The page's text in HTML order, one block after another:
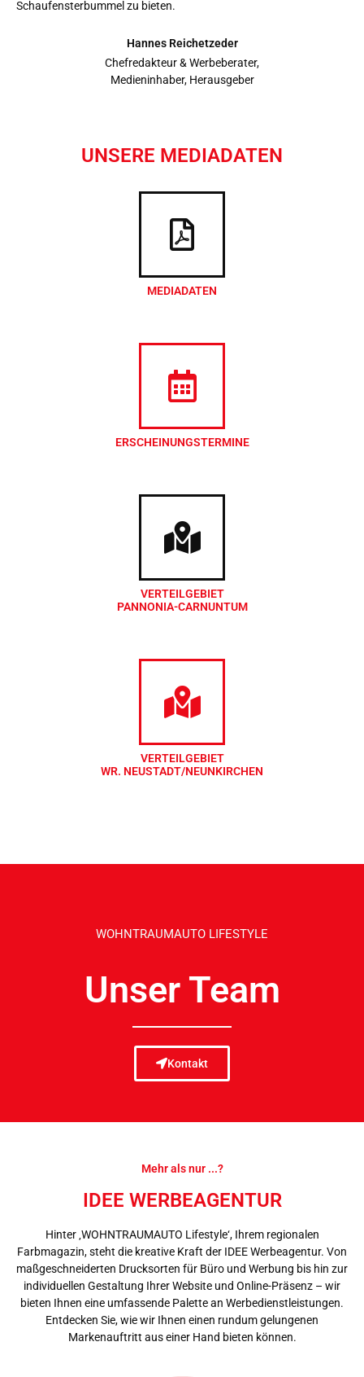
Schaufensterbummel zu bieten.
Hannes Reichetzeder
Chefredakteur & Werbeberater,
Medieninhaber, Herausgeber
UNSERE MEDIADATEN
MEDIADATEN
ERSCHEINUNGSTERMINE
VERTEILGEBIET
PANNONIA-CARNUNTUM
VERTEILGEBIET
WR. NEUSTADT/NEUNKIRCHEN
WOHNTRAUMAUTO LIFESTYLE
Unser Team
Kontakt
Mehr als nur ...?
IDEE WERBEAGENTUR
Hinter ‚WOHNTRAUMAUTO Lifestyle‘, Ihrem regionalen
Farbmagazin, steht die kreative Kraft der IDEE Werbeagentur. Von
maßgeschneiderten Drucksorten für Büro und Werbung bis hin zur
individuellen Gestaltung Ihrer Website und Online-Präsenz – wir
bieten Ihnen eine umfassende Palette an Werbedienstleistungen.
Entdecken Sie, wie wir Ihnen einen rundum gelungenen
Markenauftritt aus einer Hand bieten können.